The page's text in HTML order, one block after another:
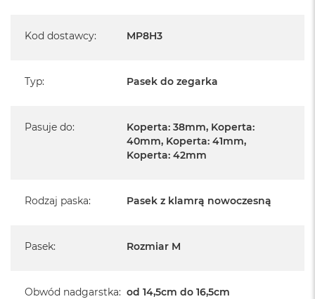
Kod dostawcy: MP8H3
Typ: Pasek do zegarka
Pasuje do:
Koperta: 38mm, Koperta:
40mm, Koperta: 41mm,
Koperta: 42mm
Rodzaj paska: Pasek z klamrą nowoczesną
Pasek: Rozmiar M
Obwód nadgarstka: od 14,5cm do 16,5cm